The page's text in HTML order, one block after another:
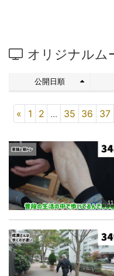
オリジナルム
公開日順
« 1 2 ... 35 36 37